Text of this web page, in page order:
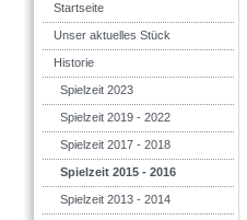
Startseite
Unser aktuelles Stück
Historie
Spielzeit 2023
Spielzeit 2019 - 2022
Spielzeit 2017 - 2018
Spielzeit 2015 - 2016
Spielzeit 2013 - 2014